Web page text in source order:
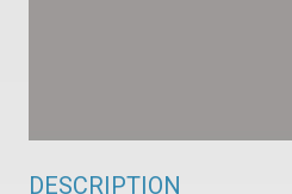
DESCRIPTION